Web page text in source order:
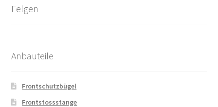
Felgen
Anbauteile
Frontschutzbügel
Frontstossstange